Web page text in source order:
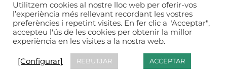
Empresa dedicada al servei de l'assessoria
d'empresa: ofereixen serveis comptable, fiscal,
laboral, assegurances i altres.
938054871
Utilitzem cookies al nostre lloc web per oferir-vos
l’experiència més rellevant recordant les vostres
preferències i repetint visites. En fer clic a "Acceptar",
accepteu l'ús de les cookies per obtenir la millor
experiència en les visites a la nostra web.
[Configurar] REBUTJAR ACCEPTAR